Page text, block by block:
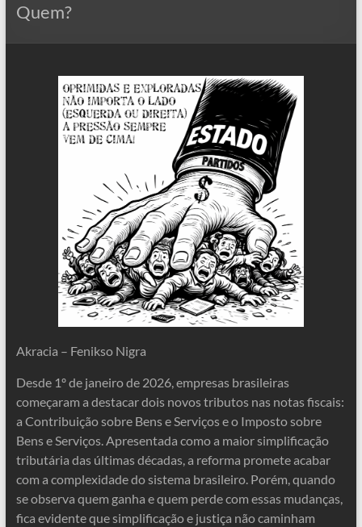
Quem?
Akracia – Fenikso Nigra
Desde 1º de janeiro de 2026, empresas brasileiras
começaram a destacar dois novos tributos nas notas fiscais:
a Contribuição sobre Bens e Serviços e o Imposto sobre
Bens e Serviços. Apresentada como a maior simplificação
tributária das últimas décadas, a reforma promete acabar
com a complexidade do sistema brasileiro. Porém, quando
se observa quem ganha e quem perde com essas mudanças,
fica evidente que simplificação e justiça não caminham